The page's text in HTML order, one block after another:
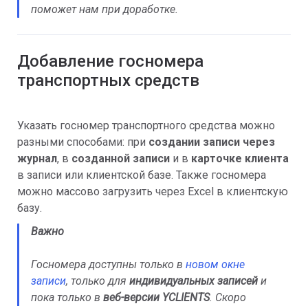
поможет нам при доработке.
Добавление госномера
транспортных средств
Указать госномер транспортного средства можно
разными способами: при создании записи через
журнал, в созданной записи и в карточке клиента
в записи или клиентской базе. Также госномера
можно массово загрузить через Excel в клиентскую
базу.
Важно
Госномера доступны только в новом окне
записи, только для индивидуальных записей и
пока только в веб-версии YCLIENTS. Скоро